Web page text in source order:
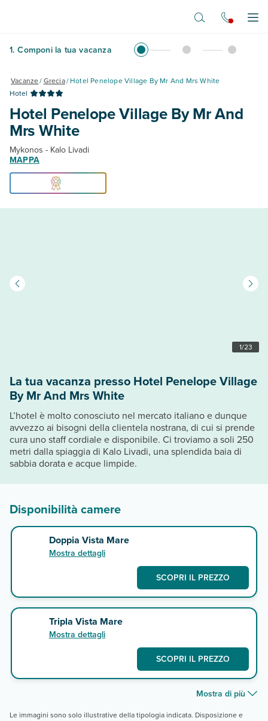
1. Componi la tua vacanza
Vacanze/Grecia/Hotel Penelope Village By Mr And Mrs White
Hotel
Hotel Penelope Village By Mr And
Mrs White
Mykonos - Kalo Livadi
MAPPA
1/23
La tua vacanza presso Hotel Penelope Village
By Mr And Mrs White
L’hotel è molto conosciuto nel mercato italiano e dunque
avvezzo ai bisogni della clientela nostrana, di cui si prende
cura uno staff cordiale e disponibile. Ci troviamo a soli 250
metri dalla spiaggia di Kalo Livadi, una splendida baia di
sabbia dorata e acque limpide.
Disponibilità camere
Doppia Vista Mare
Mostra dettagli
SCOPRI IL PREZZO
Tripla Vista Mare
Mostra dettagli
SCOPRI IL PREZZO
Mostra di più
Le immagini sono solo illustrative della tipologia indicata. Disposizione e